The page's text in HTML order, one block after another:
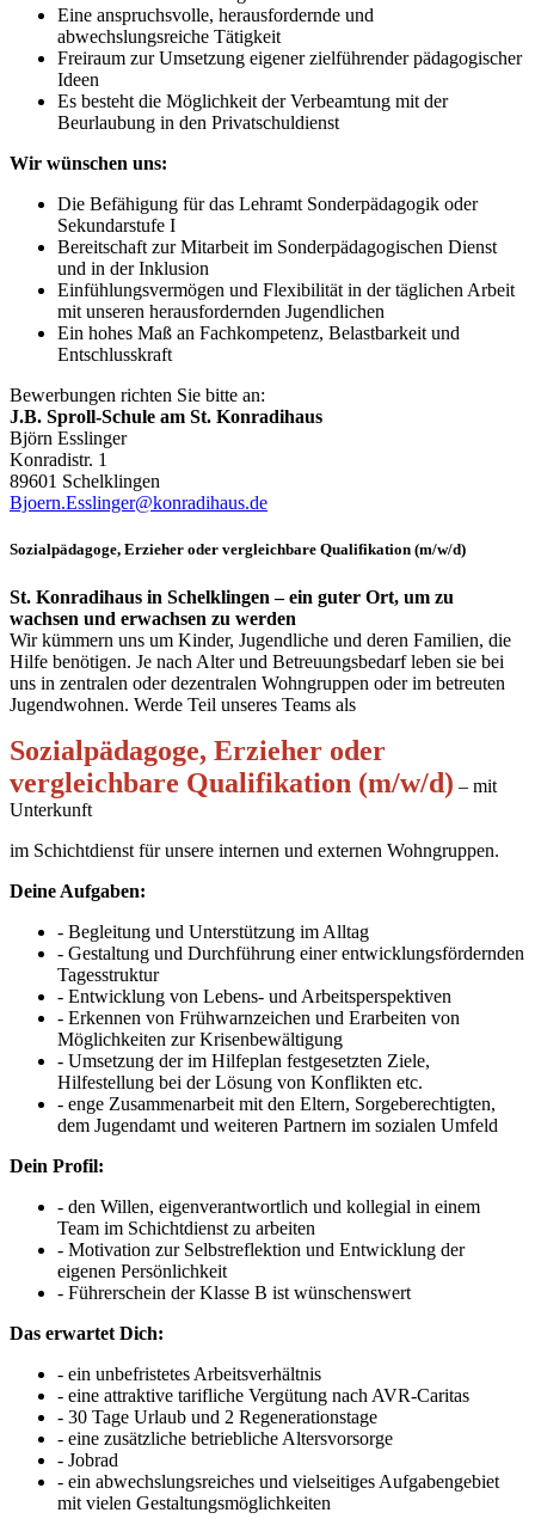
Eine anspruchsvolle, herausfordernde und
abwechslungsreiche Tätigkeit
Freiraum zur Umsetzung eigener zielführender pädagogischer
Ideen
Es besteht die Möglichkeit der Verbeamtung mit der
Beurlaubung in den Privatschuldienst
Wir wünschen uns:
Die Befähigung für das Lehramt Sonderpädagogik oder
Sekundarstufe I
Bereitschaft zur Mitarbeit im Sonderpädagogischen Dienst
und in der Inklusion
Einfühlungsvermögen und Flexibilität in der täglichen Arbeit
mit unseren herausfordernden Jugendlichen
Ein hohes Maß an Fachkompetenz, Belastbarkeit und
Entschlusskraft
Bewerbungen richten Sie bitte an:
J.B. Sproll-Schule am St. Konradihaus
Björn Esslinger
Konradistr. 1
89601 Schelklingen
Bjoern.Esslinger@konradihaus.de
Sozialpädagoge, Erzieher oder vergleichbare Qualifikation (m/w/d)
St. Konradihaus in Schelklingen – ein guter Ort, um zu
wachsen und erwachsen zu werden
Wir kümmern uns um Kinder, Jugendliche und deren Familien, die
Hilfe benötigen. Je nach Alter und Betreuungsbedarf leben sie bei
uns in zentralen oder dezentralen Wohngruppen oder im betreuten
Jugendwohnen. Werde Teil unseres Teams als
Sozialpädagoge, Erzieher oder
vergleichbare Qualifikation (m/w/d) – mit
Unterkunft
im Schichtdienst für unsere internen und externen Wohngruppen.
Deine Aufgaben:
- Begleitung und Unterstützung im Alltag
- Gestaltung und Durchführung einer entwicklungsfördernden
Tagesstruktur
- Entwicklung von Lebens- und Arbeitsperspektiven
- Erkennen von Frühwarnzeichen und Erarbeiten von
Möglichkeiten zur Krisenbewältigung
- Umsetzung der im Hilfeplan festgesetzten Ziele,
Hilfestellung bei der Lösung von Konflikten etc.
- enge Zusammenarbeit mit den Eltern, Sorgeberechtigten,
dem Jugendamt und weiteren Partnern im sozialen Umfeld
Dein Profil:
- den Willen, eigenverantwortlich und kollegial in einem
Team im Schichtdienst zu arbeiten
- Motivation zur Selbstreflektion und Entwicklung der
eigenen Persönlichkeit
- Führerschein der Klasse B ist wünschenswert
Das erwartet Dich:
- ein unbefristetes Arbeitsverhältnis
- eine attraktive tarifliche Vergütung nach AVR-Caritas
- 30 Tage Urlaub und 2 Regenerationstage
- eine zusätzliche betriebliche Altersvorsorge
- Jobrad
- ein abwechslungsreiches und vielseitiges Aufgabengebiet
mit vielen Gestaltungsmöglichkeiten